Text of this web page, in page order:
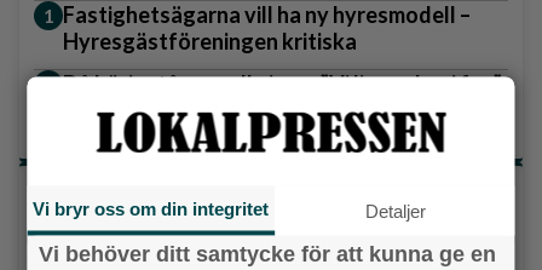
Fastighetsägarna vill ha ny hyresmodell –
Hyresgästföreningen kritiska
Då börjar tågen rulla igen: ”Vi ligger bra i fas”
Ny pastor i Equmeniakyrkan Långared
Senaste artiklarna
Alingsås
Vi bryr oss om din integritet Detaljer
Vi behöver ditt samtycke för att kunna ge en